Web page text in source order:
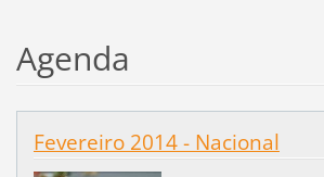
Agenda
Fevereiro 2014 - Nacional